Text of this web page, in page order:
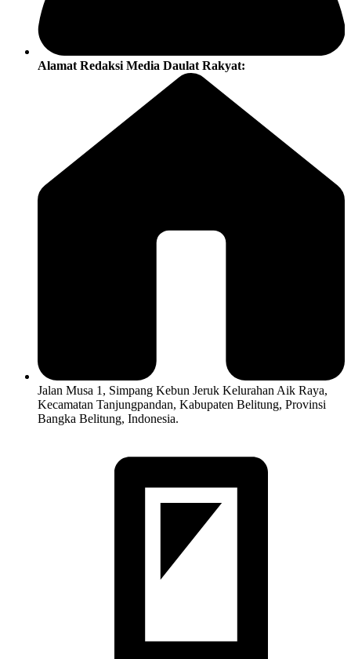
Alamat Redaksi Media Daulat Rakyat:
Jalan Musa 1, Simpang Kebun Jeruk Kelurahan Aik Raya,
Kecamatan Tanjungpandan, Kabupaten Belitung, Provinsi
Bangka Belitung, Indonesia.